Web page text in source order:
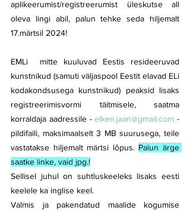
aplikeerumist/registreerumist üleskutse all
oleva lingi abil, palun tehke seda hiljemalt
17.märtsil 2024!
EMLi  mitte kuuluvad Eestis resideeruvad
kunstnikud (samuti väljaspool Eestit elavad ELi
kodakondsusega kunstnikud) peaksid lisaks
registreerimisvormi täitmisele, saatma
korraldaja aadressile - elken.jaan@gmail.com -
pildifaili, maksimaalselt 3 MB suurusega, teile
vastatakse hiljemalt märtsi lõpus. Palun ärge
saatke linke, vaid jpg.!
Sellisel juhul on suhtluskeeleks lisaks eesti
keelele ka inglise keel.
Valmis ja pakendatud maalide kogumise